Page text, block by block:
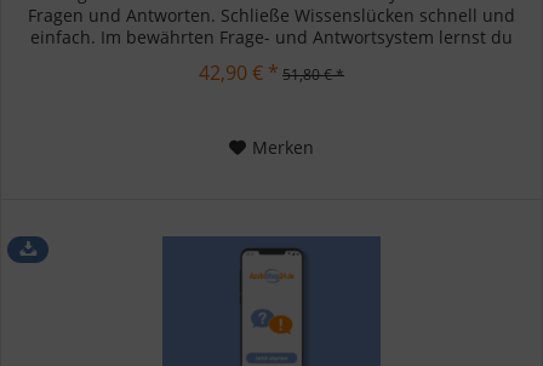
Fragen und Antworten. Schließe Wissenslücken schnell und
einfach. Im bewährten Frage- und Antwortsystem lernst du
schnell und...
42,90 € * 51,80 € *
Merken